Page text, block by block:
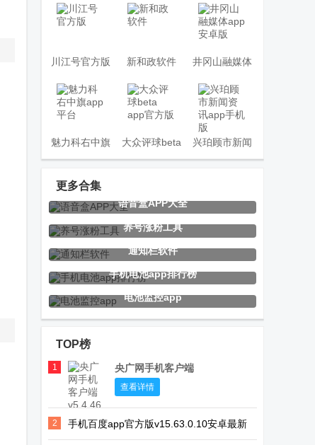
川江号官方版 新和政软件
井冈山融媒体
app安卓版
魅力科右中旗
app平台
大众评球beta
app官方版
兴珀顾市新闻
资讯app手机
大美东丰手机
智慧林西融媒
云上巩义官方
煎饼云音乐
123云盘无限
酷我音乐时代
apk最新版
大疆虚拟飞行
模拟器安卓版
(DJI
视直播
更多合集
语音盒APP大全
养号涨粉工具
通知栏软件
手机电池app排行榜
电池监控app
TOP榜
1 央广网手机客户端
查看详情
2
手机百度app官方版v15.63.0.10安卓最新
版